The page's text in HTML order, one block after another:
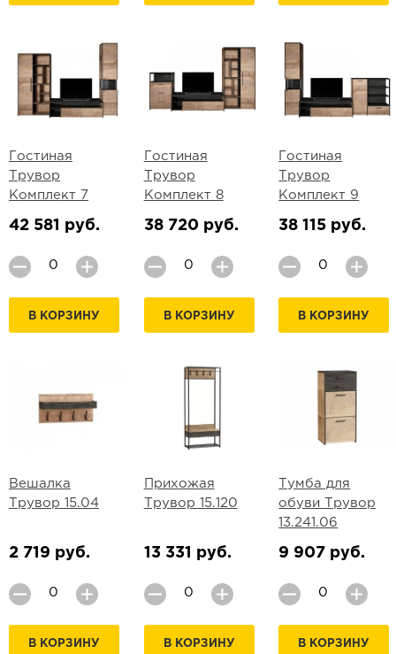
Гостиная
Трувор
Комплект 7
42 581 руб.
В КОРЗИНУ
Гостиная
Трувор
Комплект 8
38 720 руб.
В КОРЗИНУ
Гостиная
Трувор
Комплект 9
38 115 руб.
В КОРЗИНУ
Вешалка
Трувор 15.04
2 719 руб.
В КОРЗИНУ
Прихожая
Трувор 15.120
13 331 руб.
В КОРЗИНУ
Тумба для
обуви Трувор
13.241.06
9 907 руб.
В КОРЗИНУ